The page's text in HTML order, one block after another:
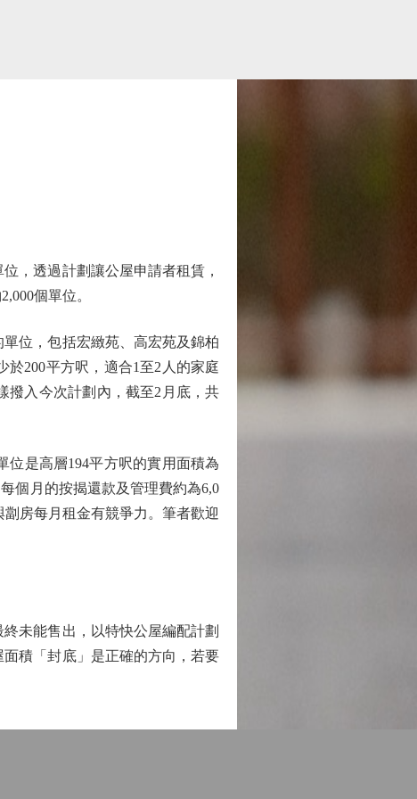
透過計劃讓公屋申請者租賃，
個單位。
位，包括宏緻苑、高宏苑及錦柏
200平方呎，適合1至2人的家庭
撥入今次計劃內，截至2月底，共
是高層194平方呎的實用面積為
個月的按揭還款及管理費約為6,0
房每月租金有競爭力。筆者歡迎
未能售出，以特快公屋編配計劃
積「封底」是正確的方向，若要